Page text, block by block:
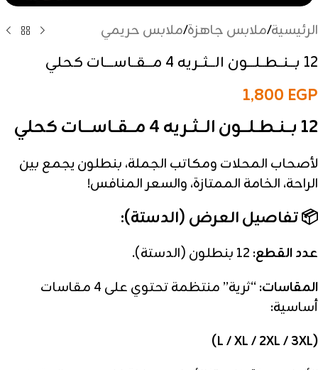
الرئيسية/ملابس جاهزة/ملابس حريمي
12 بـــنــطــلـــون الـــثــريه 4 مـــقــاســــات كحلي
1,800 EGP
12 بـــنــطــلـــون الـــثــريه 4 مـــقــاســــات كحلي
لأصحاب المحلات ومكاتب الجملة، بنطلون يجمع بين
الراحة، الخامة الممتازة، والسعر المنافس!
📦 تفاصيل العرض (الدستة):
عدد القطع:
المقاسات:
“ثرية” منتظمة تحتوي على 4 مقاسات
أساسية:
(L / XL / 2XL / 3XL)